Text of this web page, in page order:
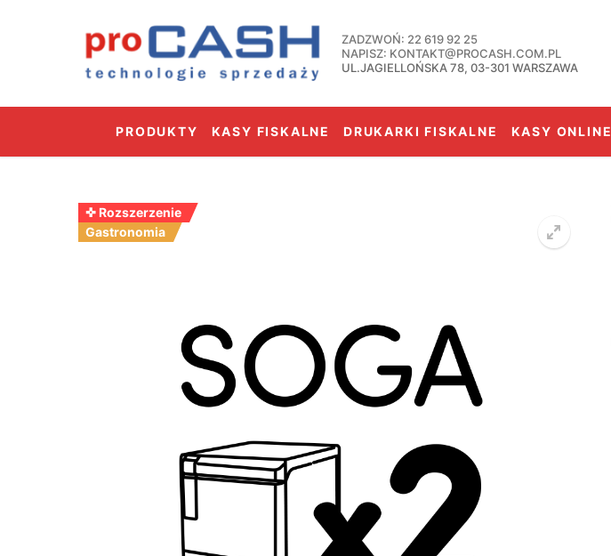
ZADZWOŃ: 22 619 92 25
NAPISZ: KONTAKT@PROCASH.COM.PL
UL.JAGIELLOŃSKA 78, 03-301 WARSZAWA
PRODUKTY KASY FISKALNE DRUKARKI FISKALNE KASY ONLINE
✜ Rozszerzenie
Gastronomia